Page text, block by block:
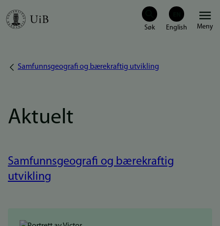
Hopp
Meny
Navigasjonssti
Samfunnsgeografi og bærekraftig utvikling
Aktuelt
Samfunnsgeografi og bærekraftig
utvikling